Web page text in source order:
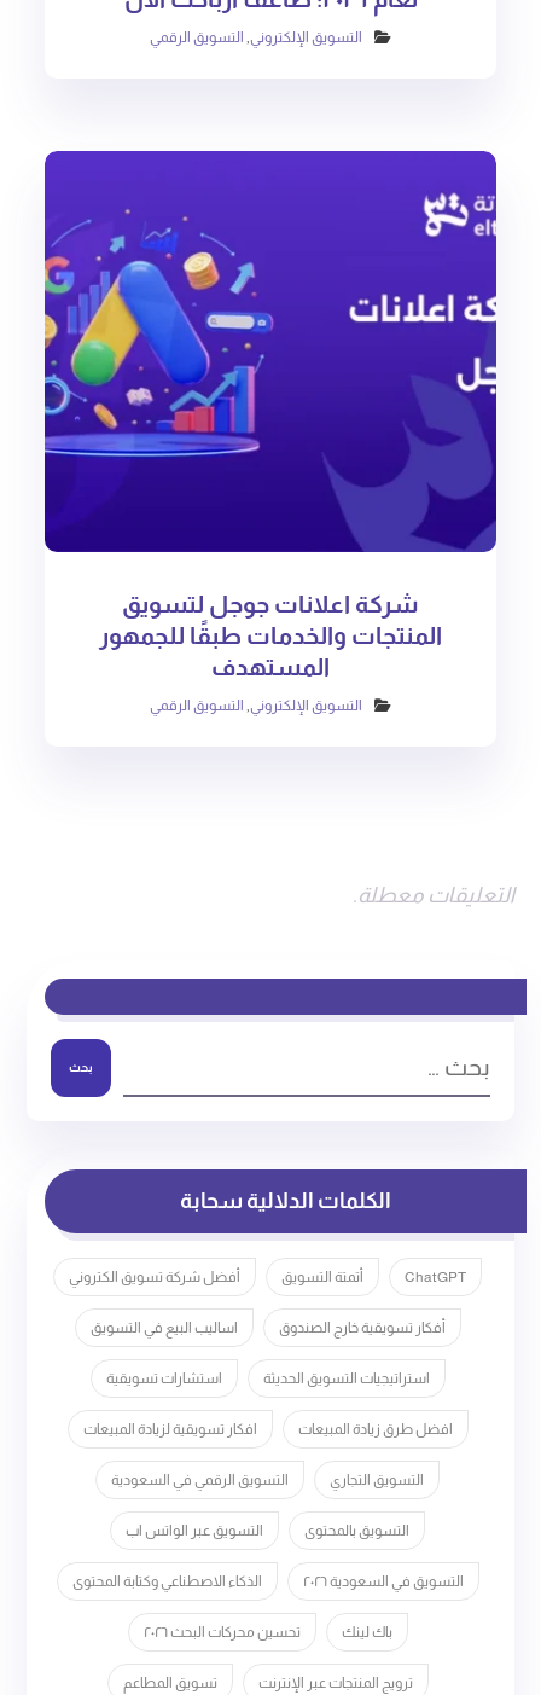
التسويق الإلكتروني, التسويق الرقمي
شركة اعلانات جوجل لتسويق
المنتجات والخدمات طبقًا للجمهور
المستهدف
التسويق الإلكتروني, التسويق الرقمي
التعليقات معطلة.
بحث
الكلمات الدلالية سحابة
ChatGPT أتمتة التسويق أفضل شركة تسويق الكتروني
أفكار تسويقية خارج الصندوق اساليب البيع في التسويق
استراتيجيات التسويق الحديثة استشارات تسويقية
افضل طرق زيادة المبيعات افكار تسويقية لزيادة المبيعات
التسويق التجاري التسويق الرقمي في السعودية
التسويق بالمحتوى التسويق عبر الواتس اب
التسويق في السعودية ٢٠٢٦ الذكاء الاصطناعي وكتابة المحتوى
باك لينك تحسين محركات البحث ٢٠٢٦
ترويج المنتجات عبر الإنترنت تسويق المطاعم